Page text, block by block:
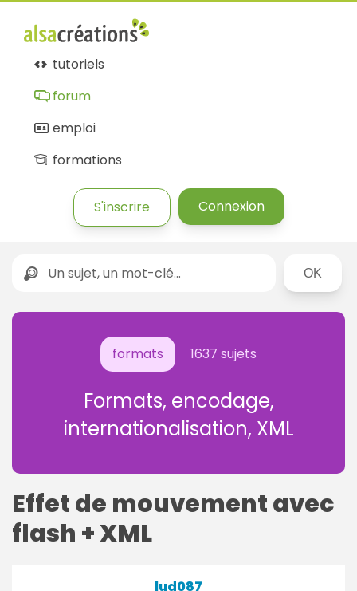
tutoriels
forum
emploi
formations
S'inscrire Connexion
Rechercher
formats 1637 sujets
Formats, encodage,
internationalisation, XML
Effet de mouvement avec
flash + XML
lud087